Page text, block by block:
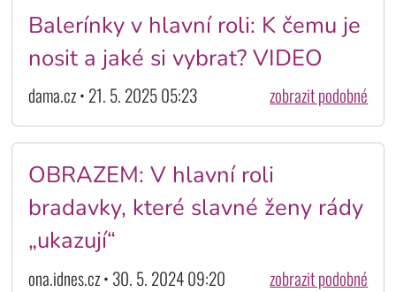
Balerínky v hlavní roli: K čemu je
nosit a jaké si vybrat? VIDEO
dama.cz • 21. 5. 2025 05:23 zobrazit podobné
OBRAZEM: V hlavní roli
bradavky, které slavné ženy rády
„ukazují“
ona.idnes.cz • 30. 5. 2024 09:20 zobrazit podobné